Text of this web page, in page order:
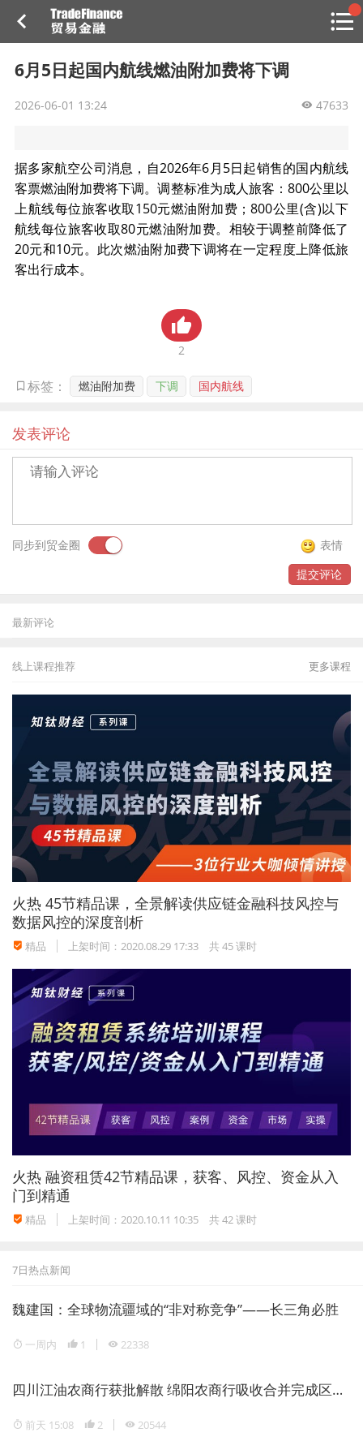
6月5日起国内航线燃油附加费将下调
2026-06-01 13:24 47633
据多家航空公司消息，自2026年6月5日起销售的国内航线
客票燃油附加费将下调。调整标准为成人旅客：800公里以
上航线每位旅客收取150元燃油附加费；800公里(含)以下
航线每位旅客收取80元燃油附加费。相较于调整前降低了
20元和10元。此次燃油附加费下调将在一定程度上降低旅
客出行成本。
2
标签： 燃油附加费 下调 国内航线
发表评论
同步到贸金圈
表情
提交评论
最新评论
线上课程推荐 更多课程
火热 45节精品课，全景解读供应链金融科技风控与
数据风控的深度剖析
精品 上架时间：2020.08.29 17:33 共 45 课时
火热 融资租赁42节精品课，获客、风控、资金从入
门到精通
精品 上架时间：2020.10.11 10:35 共 42 课时
7日热点新闻
魏建国：全球物流疆域的“非对称竞争”——长三角必胜
一周内 1 22338
四川江油农商行获批解散 绵阳农商行吸收合并完成区域银行整合
前天 15:08 2 20544
热
点
目
专家投稿
贸金招聘
贸金微博
贸金书店
贸金投融（投融资信息平台）
活动
研习社
贸金书城
贸金APP